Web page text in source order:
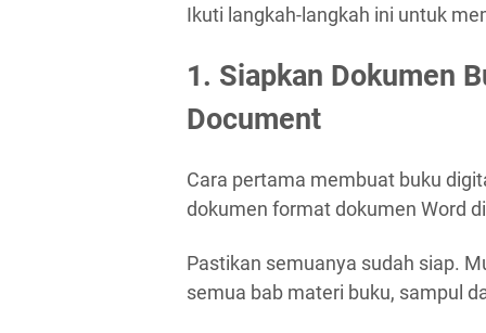
Ikuti langkah-langkah ini untuk
1. Siapkan Dokumen
Document
Cara pertama membuat buku
dokumen format dokumen Word
Pastikan semuanya sudah siap.
semua bab materi buku, sampul